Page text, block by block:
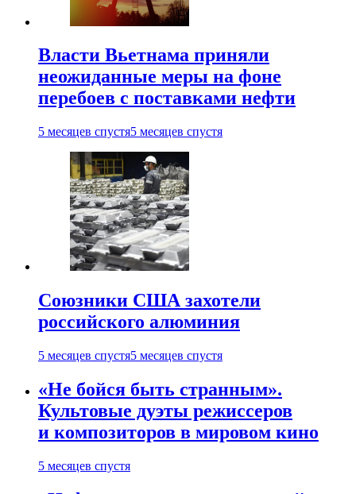
Власти Вьетнама приняли
неожиданные меры на фоне
перебоев с поставками нефти
5 месяцев спустя5 месяцев спустя
Союзники США захотели
российского алюминия
5 месяцев спустя5 месяцев спустя
«Не бойся быть странным».
Культовые дуэты режиссеров
и композиторов в мировом кино
5 месяцев спустя